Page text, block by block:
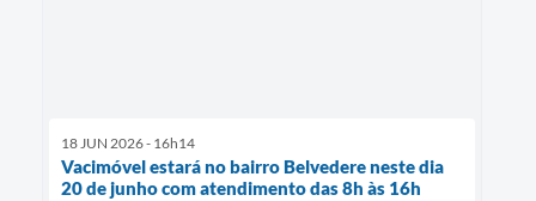
18 JUN 2026 - 16h14
Vacimóvel estará no bairro Belvedere neste dia
20 de junho com atendimento das 8h às 16h